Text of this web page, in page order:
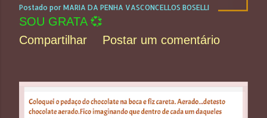
Postado por MARIA DA PENHA VASCONCELLOS BOSELLI
SOU GRATA 💞
Compartilhar
Postar um comentário